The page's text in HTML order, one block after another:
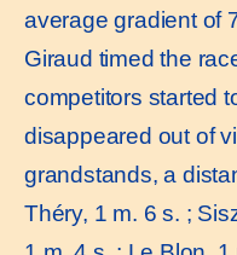
average gradient of
Giraud timed the
competitors started
disappeared out of
grandstands, a
Théry, 1 m. 6 s. ;